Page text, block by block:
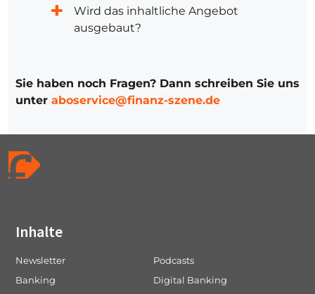
Wird das inhaltliche Angebot
ausgebaut?
Sie haben noch Fragen? Dann schreiben Sie uns
unter aboservice@finanz-szene.de
Inhalte
Newsletter
Podcasts
Banking
Digital Banking